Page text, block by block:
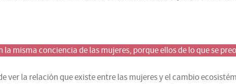
misma conciencia de las mujeres, porque ellos de lo que se
ver la relación que existe entre las mujeres y el cambio